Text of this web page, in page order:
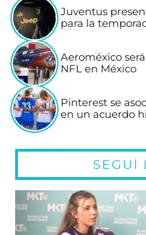
Juventus
para la
Aeroméxico
NFL en México
Pinterest se
en un acuerdo
SEGUÍ